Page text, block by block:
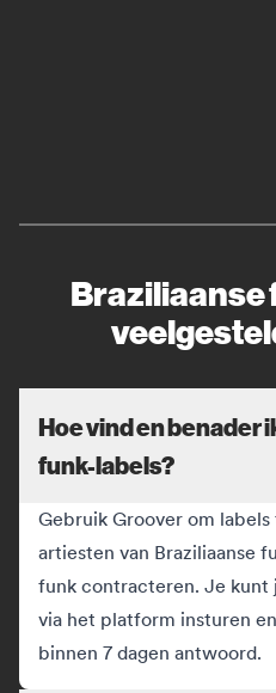
Braziliaanse
Hoe vind en benader
funk-labels?
Gebruik Groover om
artiesten van Braziliaanse
funk contracteren. Je kunt
via het platform insturen
binnen 7 dagen antwoord.